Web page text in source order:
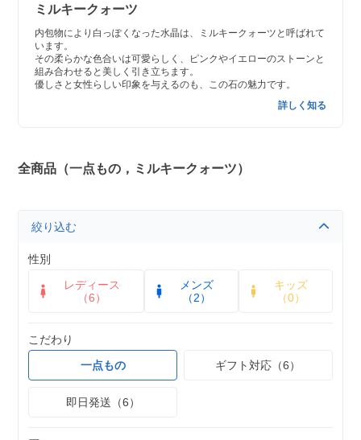
ミルキークォーツ
内包物により白っぽくなった水晶は、ミルキークォーツと呼ばれて
います。
その柔らかな色合いは可愛らしく、ピンクやイエローのストーンと
組み合わせると美しく引き立ちます。
優しさと女性らしい印象を与えるのも、この石の魅力です。
詳しく知る
全商品（一点もの，ミルキークォーツ）
絞り込む
性別
レディース
（6）
メンズ
（2）
キッズ
（0）
こだわり
一点もの
ギフト対応（6）
即日発送（6）